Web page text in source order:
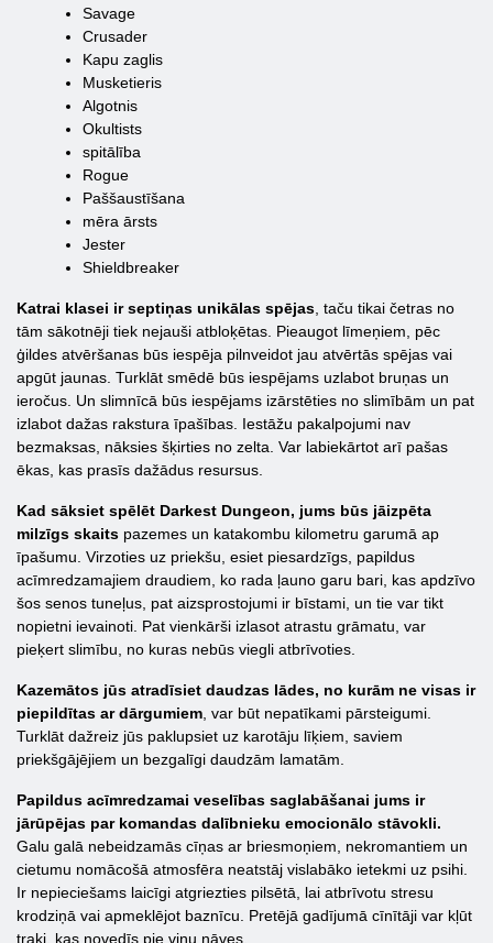
Savage
Crusader
Kapu zaglis
Musketieris
Algotnis
Okultists
spitālība
Rogue
Paššaustīšana
mēra ārsts
Jester
Shieldbreaker
Katrai klasei ir septiņas unikālas spējas , taču tikai četras no
tām sākotnēji tiek nejauši atbloķētas. Pieaugot līmeņiem, pēc
ģildes atvēršanas būs iespēja pilnveidot jau atvērtās spējas vai
apgūt jaunas. Turklāt smēdē būs iespējams uzlabot bruņas un
ieročus. Un slimnīcā būs iespējams izārstēties no slimībām un pat
izlabot dažas rakstura īpašības. Iestāžu pakalpojumi nav
bezmaksas, nāksies šķirties no zelta. Var labiekārtot arī pašas
ēkas, kas prasīs dažādus resursus.
Kad sāksiet spēlēt Darkest Dungeon, jums būs jāizpēta
milzīgs skaits pazemes un katakombu kilometru garumā ap
īpašumu. Virzoties uz priekšu, esiet piesardzīgs, papildus
acīmredzamajiem draudiem, ko rada ļauno garu bari, kas apdzīvo
šos senos tuneļus, pat aizsprostojumi ir bīstami, un tie var tikt
nopietni ievainoti. Pat vienkārši izlasot atrastu grāmatu, var
pieķert slimību, no kuras nebūs viegli atbrīvoties.
Kazemātos jūs atradīsiet daudzas lādes, no kurām ne visas ir
piepildītas ar dārgumiem , var būt nepatīkami pārsteigumi.
Turklāt dažreiz jūs paklupsiet uz karotāju līķiem, saviem
priekšgājējiem un bezgalīgi daudzām lamatām.
Papildus acīmredzamai veselības saglabāšanai jums ir
jārūpējas par komandas dalībnieku emocionālo stāvokli.
Galu galā nebeidzamās cīņas ar briesmoņiem, nekromantiem un
cietumu nomācošā atmosfēra neatstāj vislabāko ietekmi uz psihi.
Ir nepieciešams laicīgi atgriezties pilsētā, lai atbrīvotu stresu
krodziņā vai apmeklējot baznīcu. Pretējā gadījumā cīnītāji var kļūt
traki, kas novedīs pie viņu nāves.